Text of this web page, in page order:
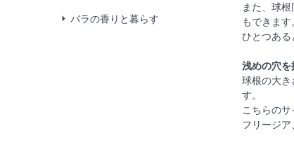
バラの香りと暮らす
また、球
もできます
ひとつある
浅めの穴を
球根の大き
す。
こちらの
フリージア